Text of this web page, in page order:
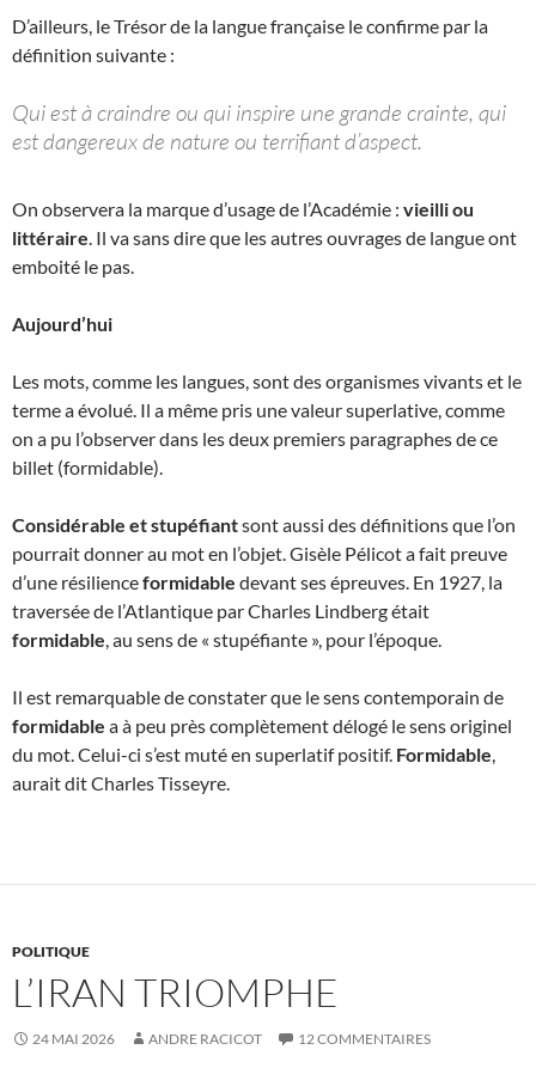
D’ailleurs, le Trésor de la langue française le confirme par la
définition suivante :
Qui est à craindre ou qui inspire une grande crainte, qui
est dangereux de nature ou terrifiant d’aspect.
On observera la marque d’usage de l’Académie : vieilli ou
littéraire. Il va sans dire que les autres ouvrages de langue ont
emboité le pas.
Aujourd’hui
Les mots, comme les langues, sont des organismes vivants et le
terme a évolué. Il a même pris une valeur superlative, comme
on a pu l’observer dans les deux premiers paragraphes de ce
billet (formidable).
Considérable et stupéfiantsont aussi des définitions que l’on
pourrait donner au mot en l’objet. Gisèle Pélicot a fait preuve
d’une résilienceformidable devant ses épreuves. En 1927, la
traversée de l’Atlantique par Charles Lindberg était
formidable, au sens de « stupéfiante », pour l’époque.
Il est remarquable de constater que le sens contemporain de
formidable a à peu près complètement délogé le sens originel
du mot. Celui-ci s’est muté en superlatif positif. Formidable,
aurait dit Charles Tisseyre.
POLITIQUE
L’IRAN TRIOMPHE
24 MAI 2026 ANDRE RACICOT 12 COMMENTAIRES